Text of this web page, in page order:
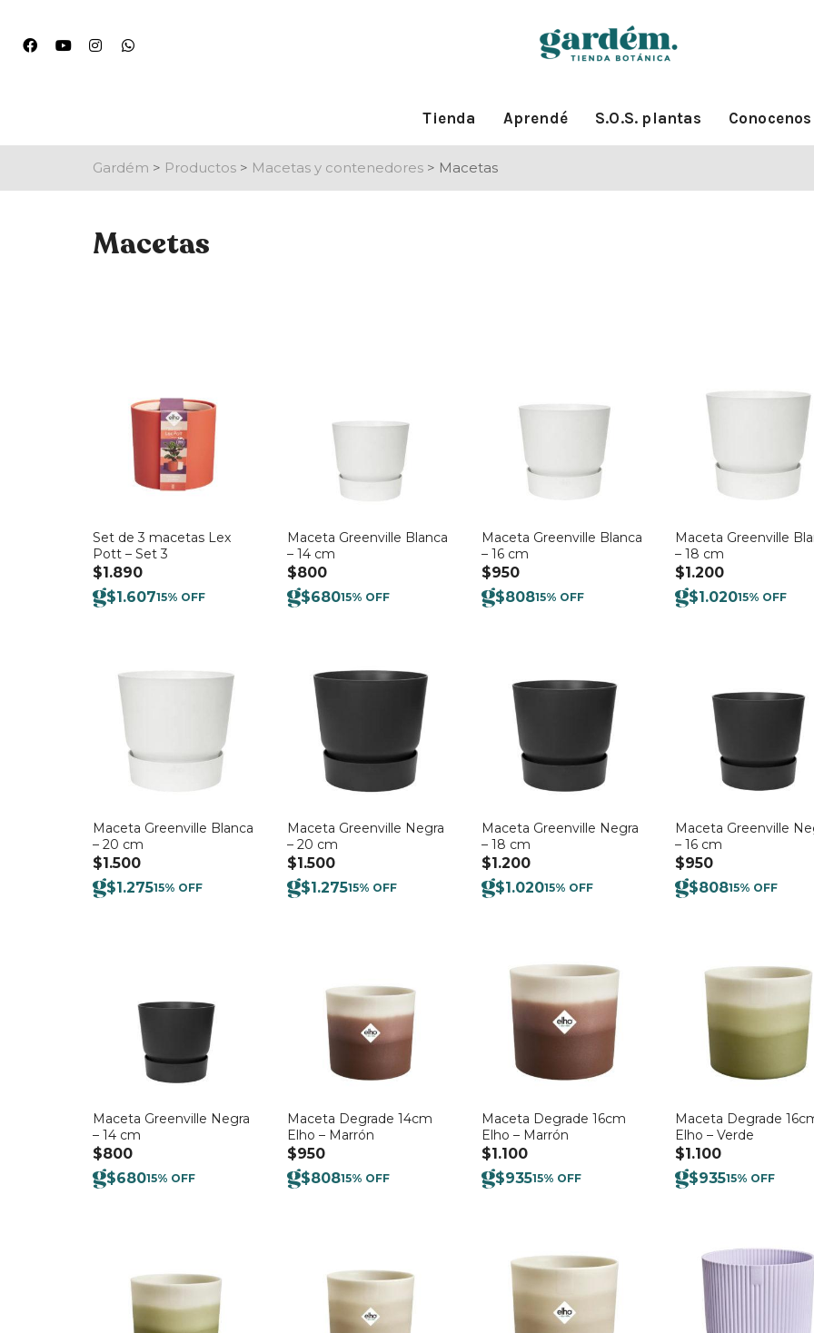
Tienda Aprendé S.O.S. plantas Conocenos
Gardém > Productos > Macetas y contenedores > Macetas
Macetas
Set de 3 macetas Lex
Pott – Set 3
$1.890
$1.60715% OFF
Maceta Greenville Blanca
– 14 cm
$800
$68015% OFF
Maceta Greenville Blanca
– 16 cm
$950
$80815% OFF
Maceta Greenville
– 18 cm
$1.200
$1.02015% OFF
Maceta Greenville Blanca
– 20 cm
$1.500
$1.27515% OFF
Maceta Greenville Negra
– 20 cm
$1.500
$1.27515% OFF
Maceta Greenville Negra
– 18 cm
$1.200
$1.02015% OFF
Maceta Greenville
– 16 cm
$950
$80815% OFF
Maceta Greenville Negra
– 14 cm
$800
$68015% OFF
Maceta Degrade 14cm
Elho – Marrón
$950
$80815% OFF
Maceta Degrade 16cm
Elho – Marrón
$1.100
$93515% OFF
Maceta Degrade
Elho – Verde
$1.100
$93515% OFF